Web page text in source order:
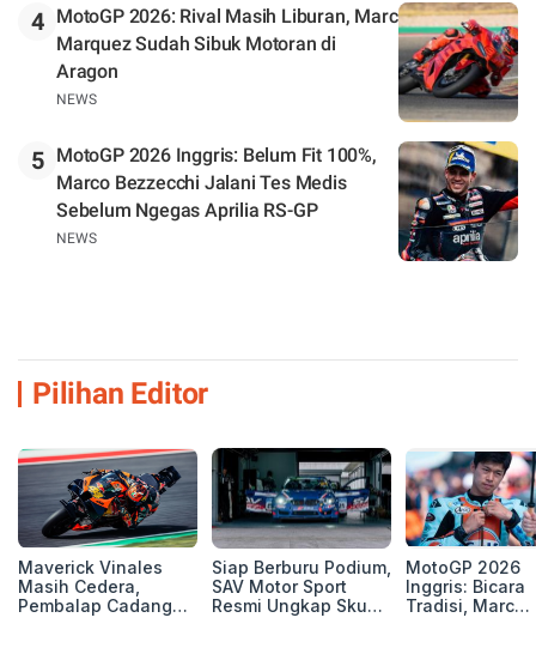
4
MotoGP 2026: Rival Masih Liburan, Marc
Marquez Sudah Sibuk Motoran di
Aragon
NEWS
5
MotoGP 2026 Inggris: Belum Fit 100%,
Marco Bezzecchi Jalani Tes Medis
Sebelum Ngegas Aprilia RS-GP
NEWS
Pilihan Editor
Maverick Vinales
Masih Cedera,
Pembalap Cadangan
Siap Berburu Podium,
SAV Motor Sport
Resmi Ungkap Skuad
MotoGP 2026
Inggris: Bicara
Tradisi, Marc